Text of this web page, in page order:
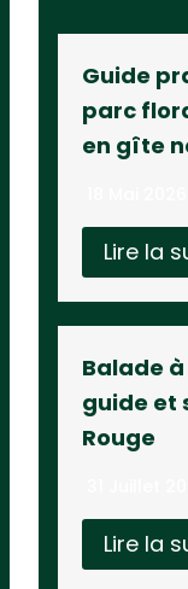
Guide
parc
en gîte
Lire la
Balade
guide et
Rouge
Lire la